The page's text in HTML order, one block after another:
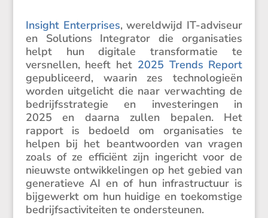
Insight Enter­prises, wereld­wijd IT-adviseur
en Solutions Integrator die organi­sa­ties
helpt hun digitale trans­for­matie te
versnellen, heeft het 2025 Trends Report
gepubli­ceerd, waarin zes techno­lo­gieën
worden uitge­licht die naar verwach­ting de
bedrijfs­stra­tegie en inves­te­ringen in
2025 en daarna zullen bepalen. Het
rapport is bedoeld om organi­sa­ties te
helpen bij het beant­woorden van vragen
zoals of ze efficiënt zijn ingericht voor de
nieuwste ontwik­ke­lingen op het gebied van
genera­tieve AI en of hun infra­struc­tuur is
bijge­werkt om hun huidige en toekom­stige
bedrijfs­ac­ti­vi­teiten te ondersteunen.